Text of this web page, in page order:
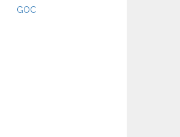
GOC